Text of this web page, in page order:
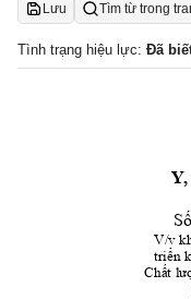
Lưu Tìm từ trong
Tình trạng hiệu lực: Đã
Số
V/v
triển k
Chất l